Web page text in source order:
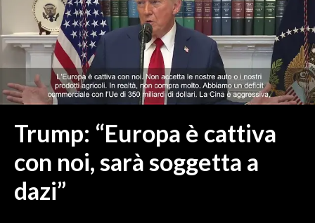
SULCIS IGLESIENTE
MEDIO CAMPIDANO
ORISTANO E PROVINCIA
SASSARI E PROVINCIA
GALLURA
OGLIASTRA
AGENDA
CRONACA
Trump: “Europa è cattiva
con noi, sarà soggetta a
dazi”